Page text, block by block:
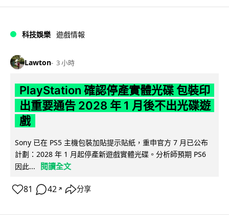
科技娛樂 遊戲情報
Lawton 3 小時
PlayStation 確認停產實體光碟 包裝印
出重要通告 2028 年 1 月後不出光碟遊
戲
Sony 已在 PS5 主機包裝加貼提示貼紙，重申官方 7 月已公布
計劃：2028 年 1 月起停產新遊戲實體光碟。分析師預期 PS6
因此...
閱讀全文
81 42 ↗ 分享